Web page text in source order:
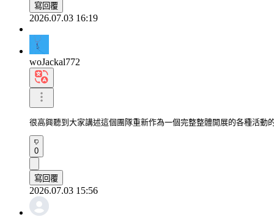
寫回覆
2026.07.03 16:19
woJackal772
很高興聽到大家講述這個團隊重新作為一個完整整體開展的各種活動
0
寫回覆
2026.07.03 15:56